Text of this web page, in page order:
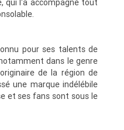
pour ses talents de
dans le genre
de la région de
une marque indélébile
et ses fans sont sous le